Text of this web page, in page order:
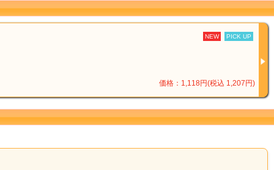
NEW PICK UP
価格：1,118円(税込 1,207円)